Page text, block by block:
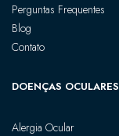
Perguntas Frequentes
Blog
Contato
DOENÇAS OCULARES
Alergia Ocular